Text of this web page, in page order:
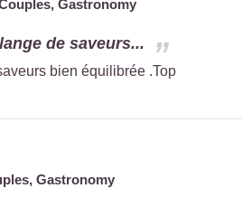
Gastronomy
de saveurs...
bien équilibrée .Top
Gastronomy